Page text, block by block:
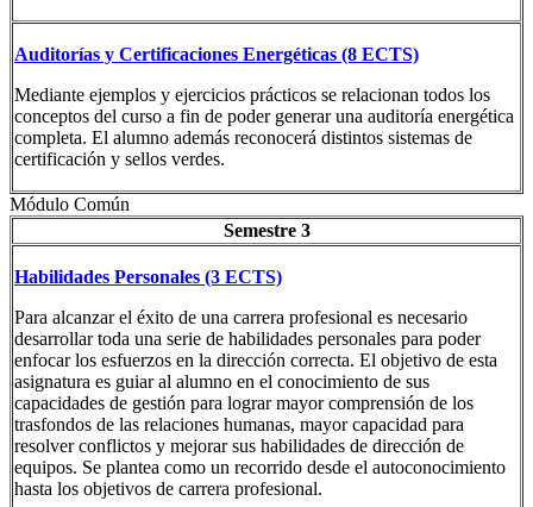
Auditorías y Certificaciones Energéticas (8 ECTS)
Mediante ejemplos y ejercicios prácticos se relacionan todos los
conceptos del curso a fin de poder generar una auditoría energética
completa. El alumno además reconocerá distintos sistemas de
certificación y sellos verdes.
Módulo Común
Semestre 3
Habilidades Personales (3 ECTS)
Para alcanzar el éxito de una carrera profesional es necesario
desarrollar toda una serie de habilidades personales para poder
enfocar los esfuerzos en la dirección correcta. El objetivo de esta
asignatura es guiar al alumno en el conocimiento de sus
capacidades de gestión para lograr mayor comprensión de los
trasfondos de las relaciones humanas, mayor capacidad para
resolver conflictos y mejorar sus habilidades de dirección de
equipos. Se plantea como un recorrido desde el autoconocimiento
hasta los objetivos de carrera profesional.